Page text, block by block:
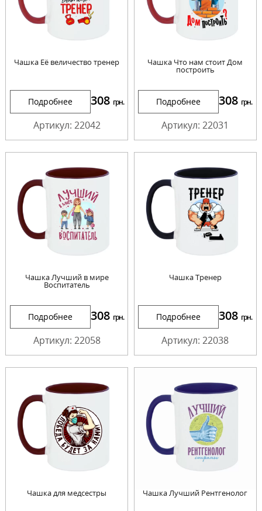
Чашка Её величество тренер
Подробнее 308 грн.
Артикул: 22042
Чашка Что нам стоит Дом
построить
Подробнее 308 грн.
Артикул: 22031
Чашка Лучший в мире
Воспитатель
Подробнее 308 грн.
Артикул: 22058
Чашка Тренер
Подробнее 308 грн.
Артикул: 22038
Чашка для медсестры Чашка Лучший Рентгенолог